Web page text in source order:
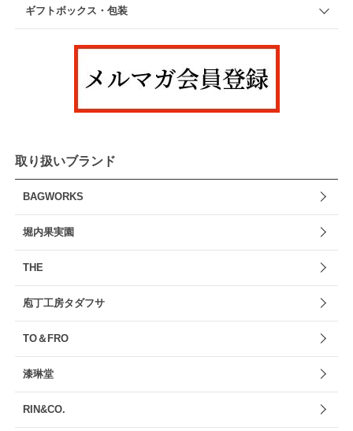
ギフトボックス・包装
取り扱いブランド
BAGWORKS
堀内果実園
THE
庖丁工房タダフサ
TO＆FRO
漆琳堂
RIN&CO.